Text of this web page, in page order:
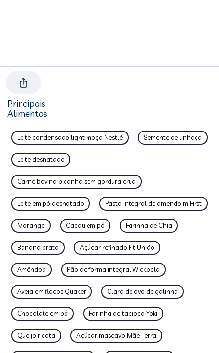
Principais
Alimentos
Leite condensado light moça Nestlé Semente de linhaça
Leite desnatado
Carne bovina picanha sem gordura crua
Leite em pó desnatado Pasta integral de amendoim First
Morango Cacau em pó Farinha de Chia
Banana prata Açúcar refinado Fit União
Amêndoa Pão de forma integral Wickbold
Aveia em flocos Quaker Clara de ovo de galinha
Chocolate em pó Farinha de tapioca Yoki
Queijo ricota Açúcar mascavo Mãe Terra